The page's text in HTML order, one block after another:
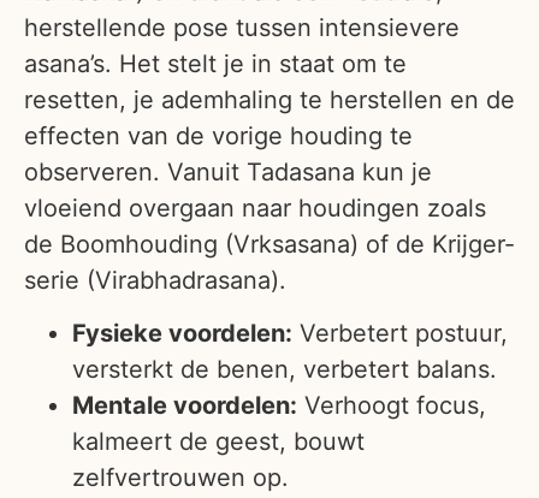
herstellende pose tussen intensievere
asana’s. Het stelt je in staat om te
resetten, je ademhaling te herstellen en de
effecten van de vorige houding te
observeren. Vanuit Tadasana kun je
vloeiend overgaan naar houdingen zoals
de Boomhouding (Vrksasana) of de Krijger-
serie (Virabhadrasana).
Fysieke voordelen: Verbetert postuur,
versterkt de benen, verbetert balans.
Mentale voordelen: Verhoogt focus,
kalmeert de geest, bouwt
zelfvertrouwen op.